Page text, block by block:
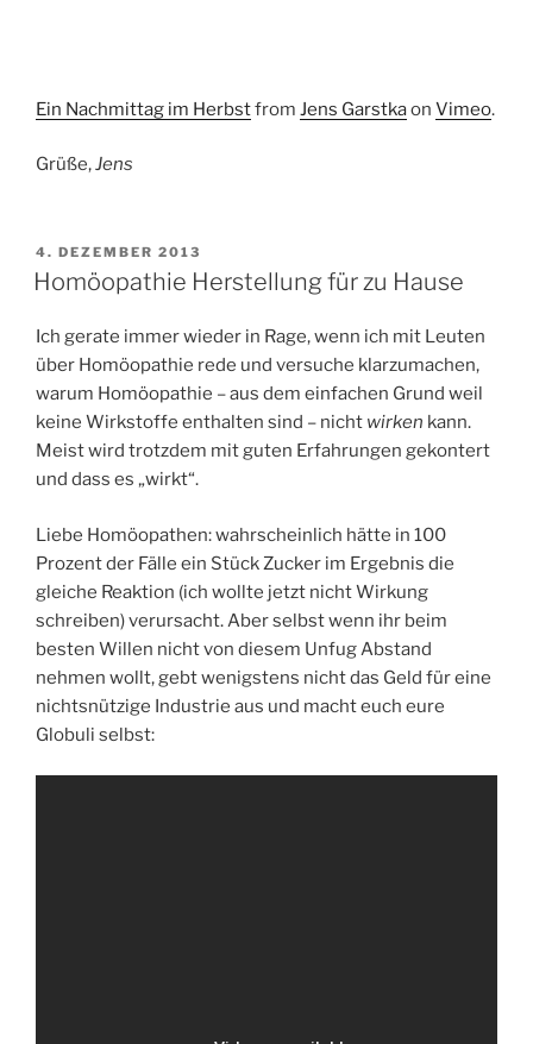
Ein Nachmittag im Herbstfrom Jens Garstkaon Vimeo.
Grüße,Jens
VERÖFFENTLICHT
AM
4. DEZEMBER 2013
Homöopathie Herstellung für zu Hause
Ich gerate immer wieder in Rage, wenn ich mit Leuten
über Homöopathie rede und versuche klarzumachen,
warum Homöopathie – aus dem einfachen Grund weil
keine Wirkstoffe enthalten sind – nicht wirken kann.
Meist wird trotzdem mit guten Erfahrungen gekontert
und dass es „wirkt“.
Liebe Homöopathen: wahrscheinlich hätte in 100
Prozent der Fälle ein Stück Zucker im Ergebnis die
gleiche Reaktion (ich wollte jetzt nicht Wirkung
schreiben) verursacht. Aber selbst wenn ihr beim
besten Willen nicht von diesem Unfug Abstand
nehmen wollt, gebt wenigstens nicht das Geld für eine
nichtsnützige Industrie aus und macht euch eure
Globuli selbst: